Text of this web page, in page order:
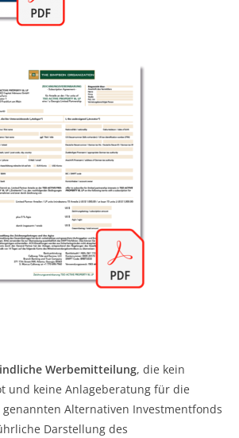
Werbemitteilung, die kein
und keine Anlageberatung für die
Alternativen Investmentfonds
Darstellung des